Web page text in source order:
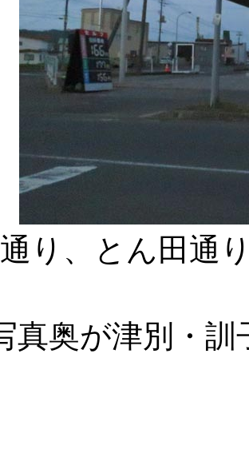
り、とん田通
真奥が津別・訓